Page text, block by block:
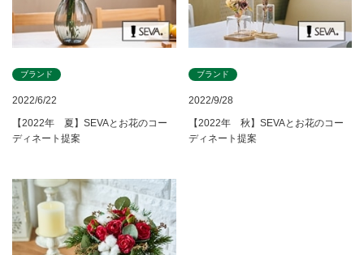
2022/6/22
ブランド
【2022年 夏】SEVAとお花のコー
ディネート提案
2022/9/28
ブランド
【2022年 秋】SEVAとお花のコー
ディネート提案